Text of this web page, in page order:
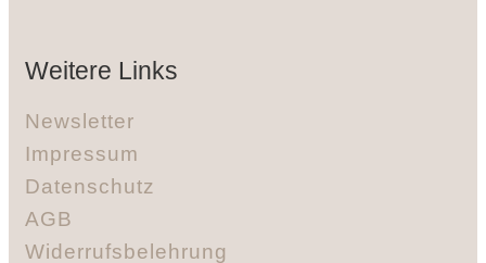
Weitere Links
Newsletter
Impressum
Datenschutz
AGB
Widerrufsbelehrung